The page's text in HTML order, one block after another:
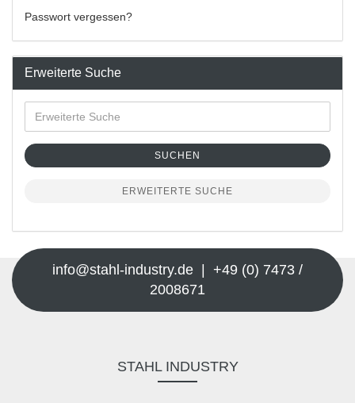
Passwort vergessen?
Erweiterte Suche
SUCHEN
ERWEITERTE SUCHE
info@stahl-industry.de | +49 (0) 7473 /
2008671
STAHL INDUSTRY